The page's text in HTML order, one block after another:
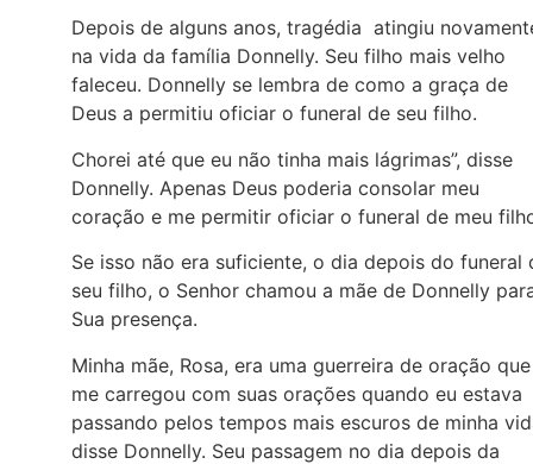
Depois de alguns anos, tragédia atingiu
na vida da família Donnelly. Seu filho mais velho
faleceu. Donnelly se lembra de como a graça de
Deus a permitiu oficiar o funeral de seu filho.
Chorei até que eu não tinha mais lágrimas”, disse
Donnelly. Apenas Deus poderia consolar meu
coração e me permitir oficiar o funeral de meu
Se isso não era suficiente, o dia depois do funeral
seu filho, o Senhor chamou a mãe de Donnelly
Sua presença.
Minha mãe, Rosa, era uma guerreira de oração que
me carregou com suas orações quando eu estava
passando pelos tempos mais escuros de minha
disse Donnelly. Seu passagem no dia depois da